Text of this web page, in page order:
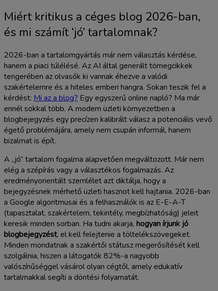
Miért kritikus a céges blog 2026-ban,
és mi számít ‘jó’ tartalomnak?
2026-ban a tartalomgyártás már nem választás kérdése,
hanem a piaci túlélésé. Az AI által generált tömegcikkek
tengerében az olvasók ki vannak éhezve a valódi
szakértelemre és a hiteles emberi hangra. Sokan teszik fel a
kérdést: Mi az a blog? Egy egyszerű online napló? Ma már
ennél sokkal több. A modern üzleti környezetben a
blogbejegyzés egy precízen kalibrált válasz a potenciális vevő
égető problémájára, amely nem csupán informál, hanem
bizalmat is épít.
A „jó” tartalom fogalma alapvetően megváltozott. Már nem
elég a szépírás vagy a választékos fogalmazás. Az
eredményorientált szemlélet azt diktálja, hogy a
bejegyzésnek mérhető üzleti hasznot kell hajtania. 2026-ban
a Google algoritmusai és a felhasználók is az E-E-A-T
(tapasztalat, szakértelem, tekintély, megbízhatóság) jeleit
keresik minden sorban. Ha tudni akarja, hogyan írjunk jó
blogbejegyzést, el kell felejtenie a töltelékszövegeket.
Minden mondatnak a szakértői státusz megerősítését kell
szolgálnia, hiszen a látogatók 82%-a nagyobb
valószínűséggel vásárol olyan cégtől, amely edukatív
tartalmakkal segíti a döntési folyamatát.